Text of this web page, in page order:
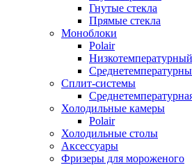
Гнутые стекла
Прямые стекла
Моноблоки
Polair
Сплит-системы
Холодильные камеры
Polair
Холодильные столы
Аксессуары
Фризеры для мороженого